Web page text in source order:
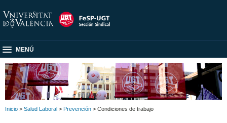
MENÚ
Inicio > Salud Laboral > Prevención > Condiciones de trabajo